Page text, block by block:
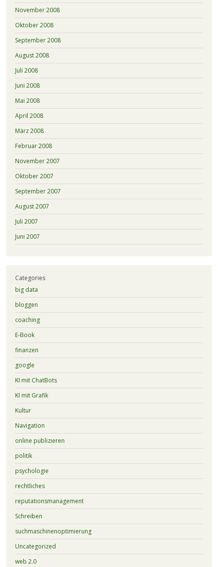
November 2008
Oktober 2008
September 2008
August 2008
Juli 2008
Juni 2008
Mai 2008
April 2008
März 2008
Februar 2008
November 2007
Oktober 2007
September 2007
August 2007
Juli 2007
Juni 2007
Categories
big data
bloggen
coaching
E-Book
finanzen
google
KI mit ChatBots
KI mit Grafik
Kultur
Navigation
online publizieren
politik
psychologie
rechtliches
reputationsmanagement
Schreiben
suchmaschinenoptimierung
Uncategorized
web 2.0